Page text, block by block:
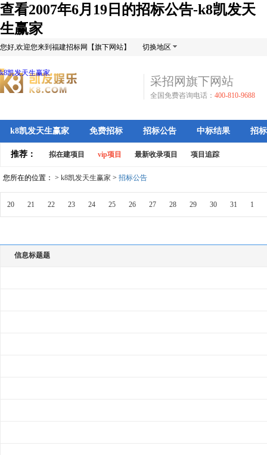
查看2007年6月19日的招标公告-k8凯发天
生赢家
您好,欢迎您来到福建招标网【旗下网站】 切换地区
k8凯发天生赢家
采招网旗下网站
全国免费咨询电话： 400-810-9688
k8凯发天生赢家 免费招标 招标公告 中标结果 招
推荐： 拟在建项目 vip项目 最新收录项目 项目追踪
您所在的位置： > k8凯发天生赢家 > 招标公告
20 21 22 23 24 25 26 27 28 29 30 31 1
信息标题题